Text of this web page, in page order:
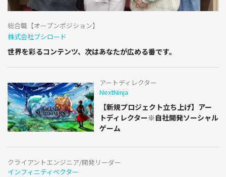
総合職【オープンポジション】
株式会社ブシロード
世界を彩るコンテンツ、次はあなたが広める番です。
アートディレクター
NextNinja
【新規プロジェクト立ち上げ】アー
トディレクター※自社開発ソーシャル
ゲーム
クライアントエンジニア/開発リーダー
インフィニティベクター